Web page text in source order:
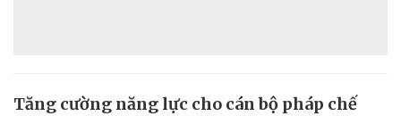
Tăng cường năng lực cho cán bộ pháp chế